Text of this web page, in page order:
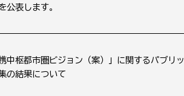
公表します。
中枢都市圏ビジョン（案）」に関するパブリッ
の結果について